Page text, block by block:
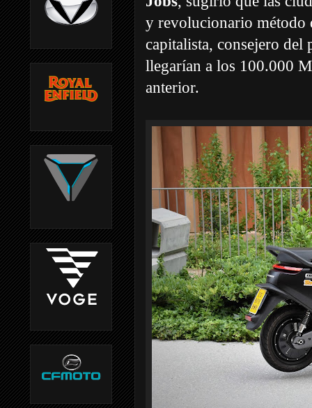
y revolucionario método
capitalista, consejero del
llegarían a los 100.000
anterior.